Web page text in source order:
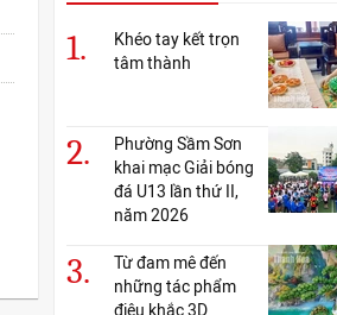
1.
Khéo tay kết trọn
tâm thành
2.
Phường Sầm Sơn
khai mạc Giải bóng
đá U13 lần thứ II,
năm 2026
3.
Từ đam mê đến
những tác phẩm
điêu khắc 3D